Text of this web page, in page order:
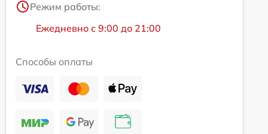
Режим работы:
Ежедневно с 9:00 до 21:00
Способы оплаты